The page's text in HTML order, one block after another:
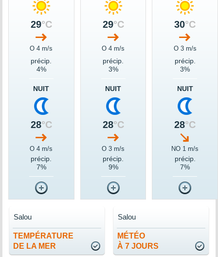
29°C
O 4 m/s
précip.
4%
NUIT
28°C
O 4 m/s
précip.
7%
29°C
O 4 m/s
précip.
3%
NUIT
28°C
O 3 m/s
précip.
9%
30°C
O 3 m/s
précip.
3%
NUIT
28°C
NO 1 m/s
précip.
7%
TEMPÉRATURE
DE LA MER
Salou
MÉTÉO
À 7 JOURS
Salou